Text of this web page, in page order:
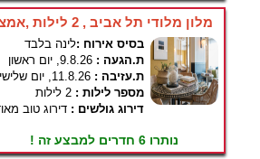
מלון מלודי תל אביב , 2 לילות ,אמצ"ש
בסיס אירוח :לינה בלבד
ת.הגעה : 9.8.26, יום ראשון
ת.עזיבה : 11.8.26, יום שלישי
מספר לילות : 2 לילות
דירוג גולשים : דירוג טוב
נותרו 6 חדרים למבצע זה !